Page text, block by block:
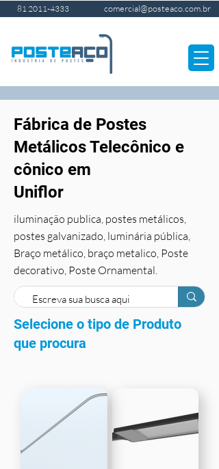
81 2011-4333 comercial@posteaco.com.br
Fábrica de Postes
Metálicos Telecônico e
cônico em
Uniflor
iluminação publica, postes metálicos,
postes galvanizado, luminária pública,
Braço metálico, braço metalico, Poste
decorativo, Poste Ornamental.
Selecione o tipo de Produto
que procura